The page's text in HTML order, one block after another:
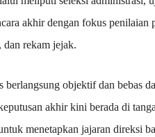
akhir dengan fokus penilaian
dan rekam jejak.
berlangsung objektif dan bebas
akhir kini berada di
menetapkan jajaran direksi